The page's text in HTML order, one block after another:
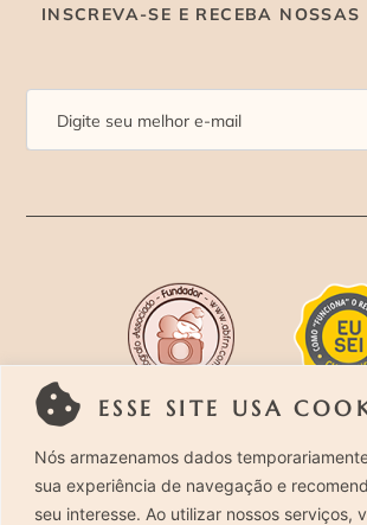
ESSE SITE USA
Nós armazenamos dados
sua experiência de navegação e
seu interesse. Ao utilizar nossos serviços,
INSCREVA-SE E RECEBA
Rua Costa Carvalho, 419 –
SP. CEP 05429-130 – Telefone: